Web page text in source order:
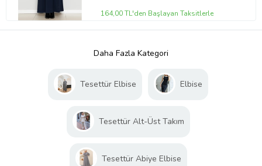
164,00 TL'den Başlayan Taksitlerle
Daha Fazla Kategori
Tesettür Elbise Elbise
Tesettür Alt-Üst Takım
Tesettür Abiye Elbise